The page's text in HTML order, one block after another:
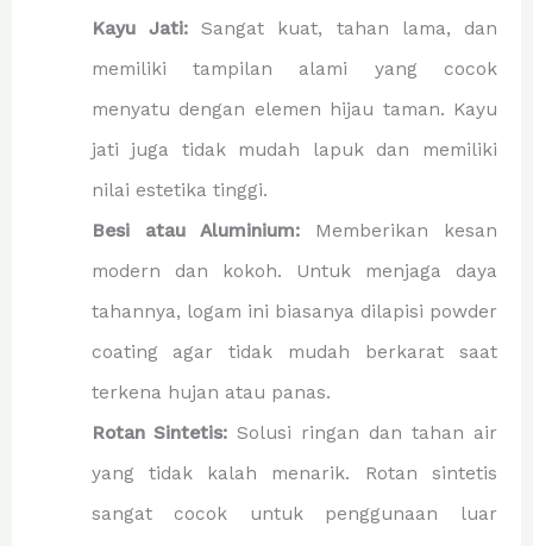
Kayu Jati:Sangat kuat, tahan lama, dan
memiliki tampilan alami yang cocok
menyatu dengan elemen hijau taman. Kayu
jati juga tidak mudah lapuk dan memiliki
nilai estetika tinggi.
Besi atau Aluminium:Memberikan kesan
modern dan kokoh. Untuk menjaga daya
tahannya, logam ini biasanya dilapisi powder
coating agar tidak mudah berkarat saat
terkena hujan atau panas.
Rotan Sintetis: Solusi ringan dan tahan air
yang tidak kalah menarik. Rotan sintetis
sangat cocok untuk penggunaan luar